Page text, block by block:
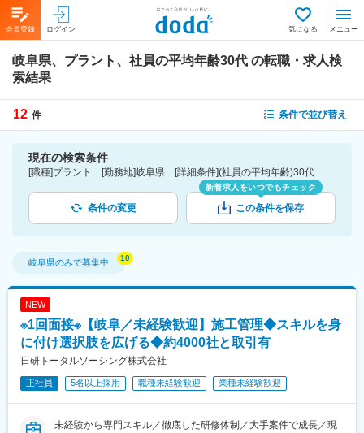
会員登録 ログイン 気になる メニュー
岐阜県、プラント、社員の平均年齢30代 の転職・求人検
索結果
12 件 条件で並び替え
現在の検索条件
[職種]プラント [勤務地]岐阜県 [詳細条件](社員の平均年齢)30代
条件の変更
新着求人をいつでもチェック
この条件を保存
岐阜県のみで募集中
NEW
※1回面接※【岐阜／未経験歓迎】施工管理◆スキルを身
に付け選択肢を広げる◆約4000社と取引有
日研トータルソーシング株式会社
正社員 5名以上採用 職種未経験歓迎 業種未経験歓迎
未経験から専門スキル／徹底した研修体制／大手案件で成長／現